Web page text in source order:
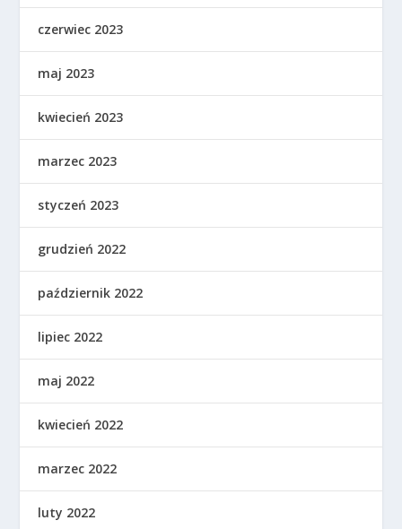
czerwiec 2023
maj 2023
kwiecień 2023
marzec 2023
styczeń 2023
grudzień 2022
październik 2022
lipiec 2022
maj 2022
kwiecień 2022
marzec 2022
luty 2022